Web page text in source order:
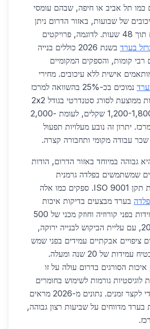
כמו תל אביב או חיפה, שבהם עומסי
של שבועות, באזור הדרום ניתן
להבטיח משלוחים תוך 48 שעות. לדוגמה, פרויקטים
בערד
בשנת 2026 כוללים בנייה
רבי קומות, והספקים המקומיים
אישית ללא עיכובים. מחירי
נמוכים בכ-25% בהשוואה למרכז
הארץ, כאשר עלות ממוצעת לסורג סטנדרטי בגודל 2x2
מטר עומדת על 1,200-1,800 שקלים, לעומת 2,000-
במרכז. יתרון זה נובע מעלויות תפעול
שכר עבודה מקומי ותחבורה קצרה.
גבוהה במיוחד באזור הדרום, הודות
שמשתמשים בפלדה גרמנית
וישראלית מוסמכת תקן ISO 9001. ספקים כמו אלה
בערד מבצעים בדיקות איכות
קפדניות, כולל עמידות בפני קורוזיה וחוזק מכני של 500
MPa. בשנת 2026, עם עליית הביקוש לבנייה ירוקה,
ציפויים אבקתיים עמידים בפני שמש
מדברית, מה שמבטיח עמידות של 20 שנה ומעלה.
הסורגים בדרום עולה על זו
לוגיסטיות גורמות לשימוש בחומרים
פחות איכותיים כדי לקצר זמנים. נתונים מ-2026 מראים
בערד מדווחים על שביעות רצון גבוהה,